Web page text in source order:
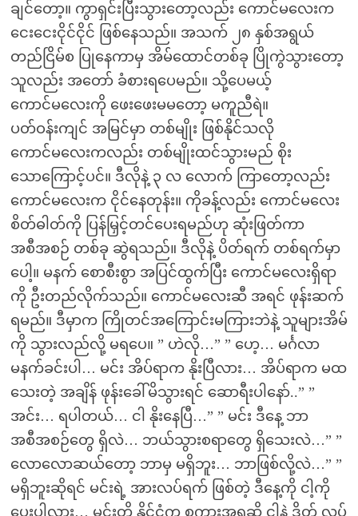
ချင်တော့။ ကွာရှင်းပြီးသွားတော့လည်း ကောင်မလေးက
ငေးငေးငိုင်ငိုင် ဖြစ်နေသည်။ အသက် ၂၈ နှစ်အရွယ်
တည်ငြိမ်စ ပြုနေကာမှ အိမ်ထောင်တစ်ခု ပြိုကွဲသွားတော့
သူလည်း အတော် ခံစားရပေမည်။ သို့ပေမယ့်
ကောင်မလေးကို ဖေးဖေးမမတော့ မကူညီရဲ။
ပတ်ဝန်းကျင် အမြင်မှာ တစ်မျိုး ဖြစ်နိုင်သလို
ကောင်မလေးကလည်း တစ်မျိုးထင်သွားမည် စိုး
သောကြောင့်ပင်။ ဒီလိုနဲ့ ၃ လ လောက် ကြာတော့လည်း
ကောင်မလေးက ငိုင်နေတုန်း။ ကိုခန့်လည်း ကောင်မလေး
စိတ်ဓါတ်ကို ပြန်မြှင့်တင်ပေးရမည်ဟု ဆုံးဖြတ်ကာ
အစီအစဉ် တစ်ခု ဆွဲရသည်။ ဒီလိုနဲ့ ပိတ်ရက် တစ်ရက်မှာ
ပေါ့။ မနက် စောစီးစွာ အပြင်ထွက်ပြီး ကောင်မလေးရှိရာ
ကို ဦးတည်လိုက်သည်။ ကောင်မလေးဆီ အရင် ဖုန်းဆက်
ရမည်။ ဒီမှာက ကြိုတင်အကြောင်းမကြားဘဲနဲ့ သူများအိမ်
ကို သွားလည်လို့ မရပေ။ ” ဟဲလို…” ” ဟေ့… မင်္ဂလာ
မနက်ခင်းပါ… မင်း အိပ်ရာက နိုးပြီလား… အိပ်ရာက မထ
သေးတဲ့ အချိန် ဖုန်းခေါ်မိသွားရင် ဆောရီးပါနော်..” ”
အင်း… ရပါတယ်… ငါ နိုးနေပြီ…” ” မင်း ဒီနေ့ ဘာ
အစီအစဉ်တွေ ရှိလဲ… ဘယ်သွားစရာတွေ ရှိသေးလဲ…” ”
လောလောဆယ်တော့ ဘာမှ မရှိဘူး… ဘာဖြစ်လို့လဲ…” ”
မရှိဘူးဆိုရင် မင်းရဲ့ အားလပ်ရက် ဖြစ်တဲ့ ဒီနေ့ကို ငါ့ကို
ပေးပါလား… မင်းတို့ နိုင်ငံက စကားအရဆို ငါနဲ့ ဒိတ် လုပ်